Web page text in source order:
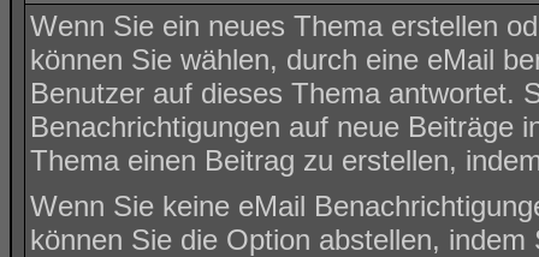
Wenn Sie ein neues Thema erstellen
können Sie wählen, durch eine eMail
Benutzer auf dieses Thema antwortet.
Benachrichtigungen auf neue Beiträge
Thema einen Beitrag zu erstellen,
Wenn Sie keine eMail
können Sie die Option abstellen,